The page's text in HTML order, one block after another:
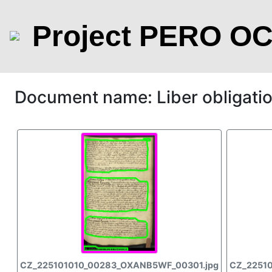
Project PERO
Document name: Liber
CZ_225101010_00283_OXANB5WF_00301.jpg